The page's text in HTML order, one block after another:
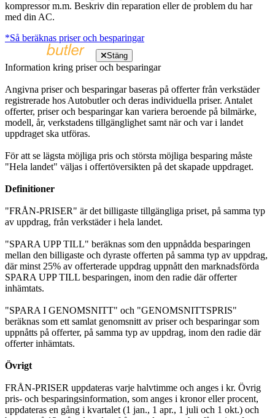
kompressor m.m. Beskriv din reparation eller de problem du har
med din AC.
*Så beräknas priser och besparingar
Stäng
Information kring priser och besparingar
Angivna priser och besparingar baseras på offerter från verkstäder
registrerade hos Autobutler och deras individuella priser. Antalet
offerter, priser och besparingar kan variera beroende på bilmärke,
modell, år, verkstadens tillgänglighet samt när och var i landet
uppdraget ska utföras.
För att se lägsta möjliga pris och största möjliga besparing måste
"Hela landet" väljas i offertöversikten på det skapade uppdraget.
Definitioner
"FRÅN-PRISER" är det billigaste tillgängliga priset, på samma typ
av uppdrag, från verkstäder i hela landet.
"SPARA UPP TILL" beräknas som den uppnådda besparingen
mellan den billigaste och dyraste offerten på samma typ av uppdrag,
där minst 25% av offerterade uppdrag uppnått den marknadsförda
SPARA UPP TILL besparingen, inom den radie där offerter
inhämtats.
"SPARA I GENOMSNITT" och "GENOMSNITTSPRIS"
beräknas som ett samlat genomsnitt av priser och besparingar som
uppnåtts på offerter, på samma typ av uppdrag, inom den radie där
offerter inhämtats.
Övrigt
FRÅN-PRISER uppdateras varje halvtimme och anges i kr. Övrig
pris- och besparingsinformation, som anges i kronor eller procent,
uppdateras en gång i kvartalet (1 jan., 1 apr., 1 juli och 1 okt.) och